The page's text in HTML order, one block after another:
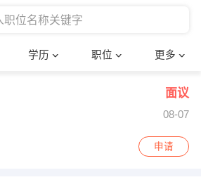
学历 职位 更多
确定
面议
08-07
申请